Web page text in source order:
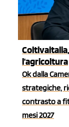
l'agricoltura
Ok dalla
strategiche,
contrasto a
mesi 2027